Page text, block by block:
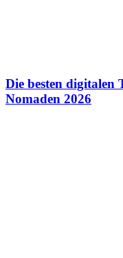
Die besten digitalen
Nomaden 2026